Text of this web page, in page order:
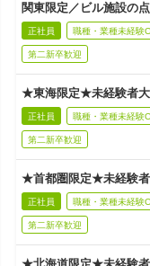
関東限定／ビル施設の
正社員 職種・業種未経験
第二新卒歓迎
★東海限定★未経験者大
正社員 職種・業種未経験
第二新卒歓迎
★首都圏限定★未経験者
正社員 職種・業種未経験
第二新卒歓迎